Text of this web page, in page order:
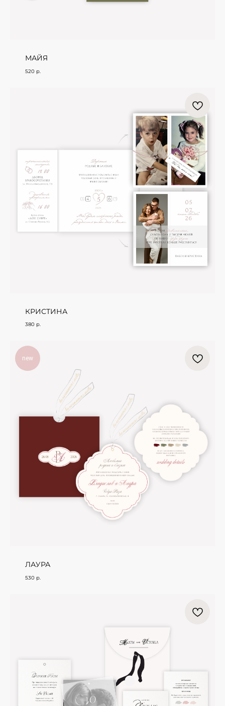
МАЙЯ
520 р.
КРИСТИНА
380 р.
new
ЛАУРА
530 р.